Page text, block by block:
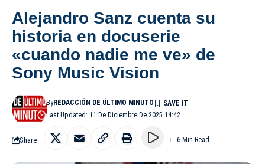
Alejandro Sanz cuenta su
historia en docuserie
«cuando nadie me ve» de
Sony Music Vision
Last Updated: 11 De Diciembre De 2025 14:42
ByREDACCIÓN DE ÚLTIMO MINUTO
Share 6 Min Read